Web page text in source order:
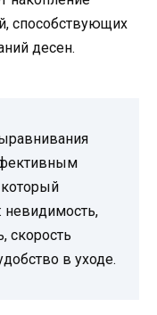
способствующих
десен.
невидимость,
скорость
в уходе.